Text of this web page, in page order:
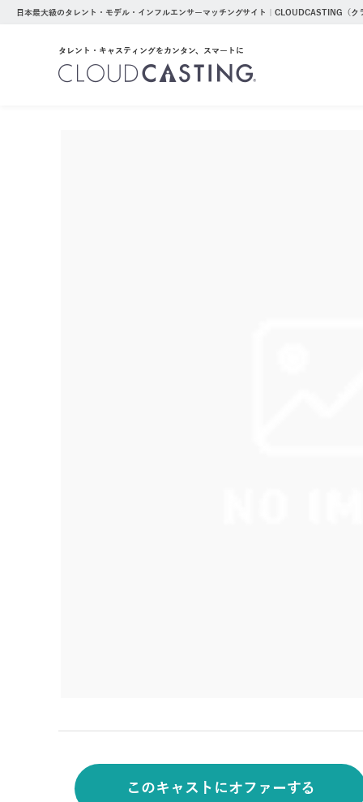
日本最大級のタレント・モデル・インフルエンサーマッチングサイト｜CLOUDCASTING（ク
タレント・キャスティングをカンタン、スマートに
このキャストにオファーする